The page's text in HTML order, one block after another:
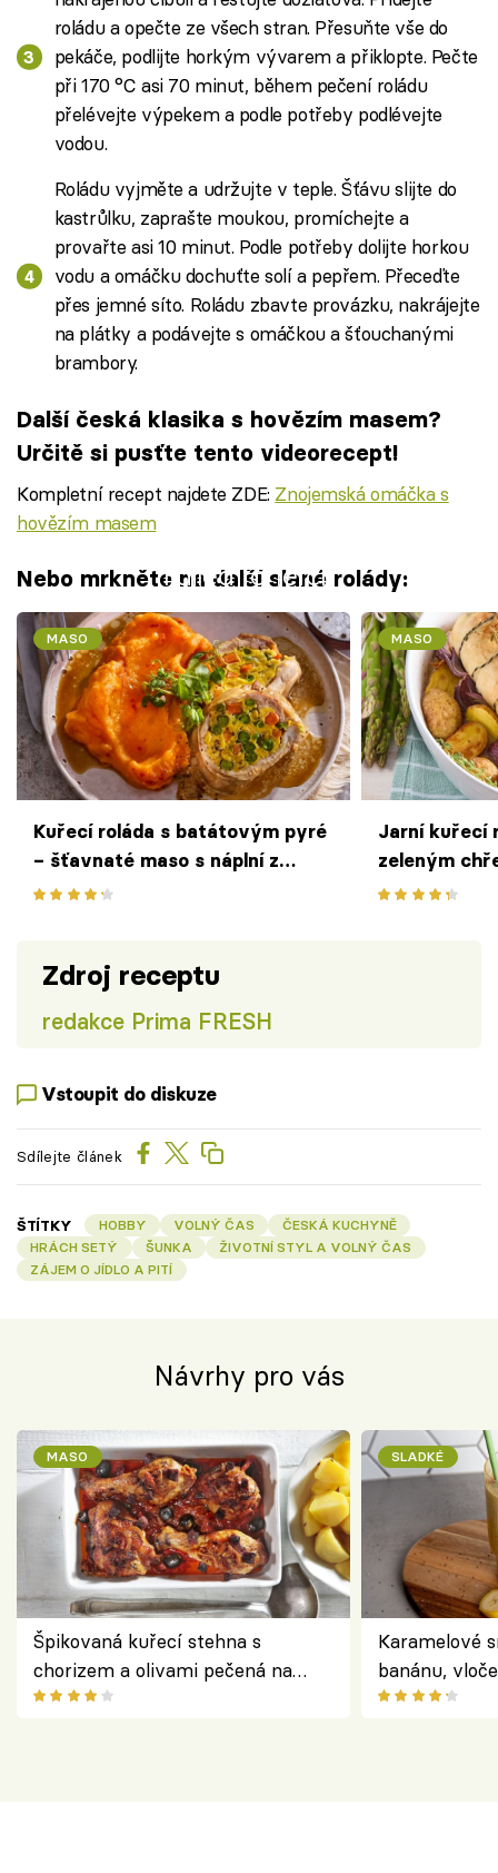
roládu a opečte ze všech stran. Přesuňte vše do
pekáče, podlijte horkým vývarem a přiklopte. Pečte
při 170 °C asi 70 minut, během pečení roládu
přelévejte výpekem a podle potřeby podlévejte
vodou.
Roládu vyjměte a udržujte v teple. Šťávu slijte do
kastrůlku, zaprašte moukou, promíchejte a
provařte asi 10 minut. Podle potřeby dolijte horkou
vodu a omáčku dochuťte solí a pepřem. Přeceďte
přes jemné síto. Roládu zbavte provázku, nakrájejte
na plátky a podávejte s omáčkou a šťouchanými
brambory.
Další česká klasika s hovězím masem?
Určitě si pusťte tento videorecept!
Kompletní recept najdete ZDE: Znojemská omáčka s
hovězím masem
Failed to fetch
Nebo mrkněte na další slané rolády:
MASO
Kuřecí roláda s batátovým pyré
– šťavnaté maso s náplní z
míchaných vajec a barevné
MASO
Jarní kuřecí
zeleným
pečeným
Zdroj receptu
redakce Prima FRESH
Vstoupit do diskuze
Sdílejte článek
ŠTÍTKY HOBBY VOLNÝ ČAS
ČESKÁ KUCHYNĚ
HRÁCH SETÝ
ŠUNKA
ŽIVOTNÍ STYL A VOLNÝ ČAS
ZÁJEM O JÍDLO A PITÍ
Návrhy pro vás
MASO
Špikovaná kuřecí stehna s
chorizem a olivami pečená na
letní zelenině – šťavnaté maso s
SLADKÉ
Karamelové
banánu,
snídaně do